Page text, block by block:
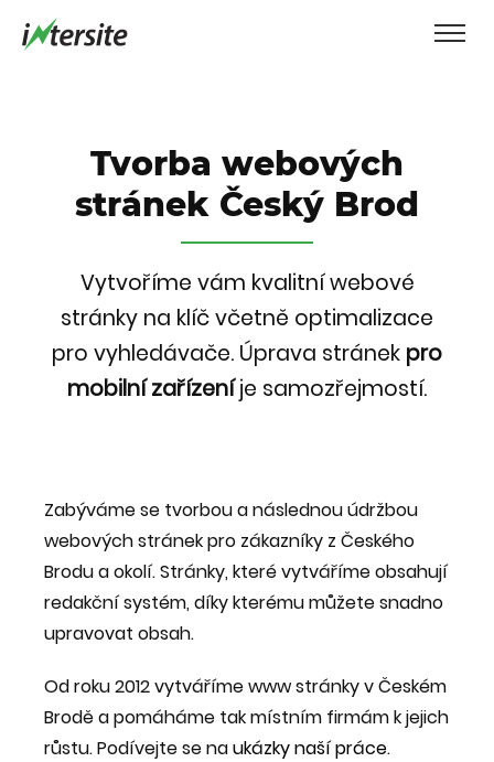
Tvorba webových
stránek Český Brod
Vytvoříme vám kvalitní webové
stránky na klíč včetně optimalizace
pro vyhledávače. Úprava stránek pro
mobilní zařízeníje samozřejmostí.
Zabýváme se tvorbou a následnou údržbou
webových stránek pro zákazníky z Českého
Brodu a okolí. Stránky, které vytváříme obsahují
redakční systém, díky kterému můžete snadno
upravovat obsah.
Od roku 2012 vytváříme www stránky v Českém
Brodě a pomáháme tak místním firmám k jejich
růstu. Podívejte se naukázky naší práce.